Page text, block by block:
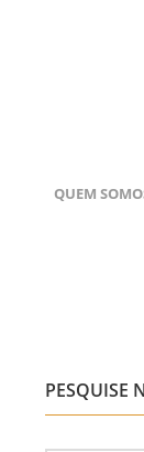
QUEM
PESQUISE